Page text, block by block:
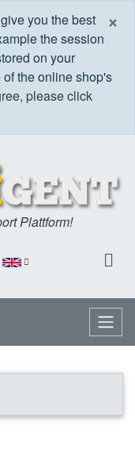
×
you the best
the session
on your
the online shop's
please click
Plattform!